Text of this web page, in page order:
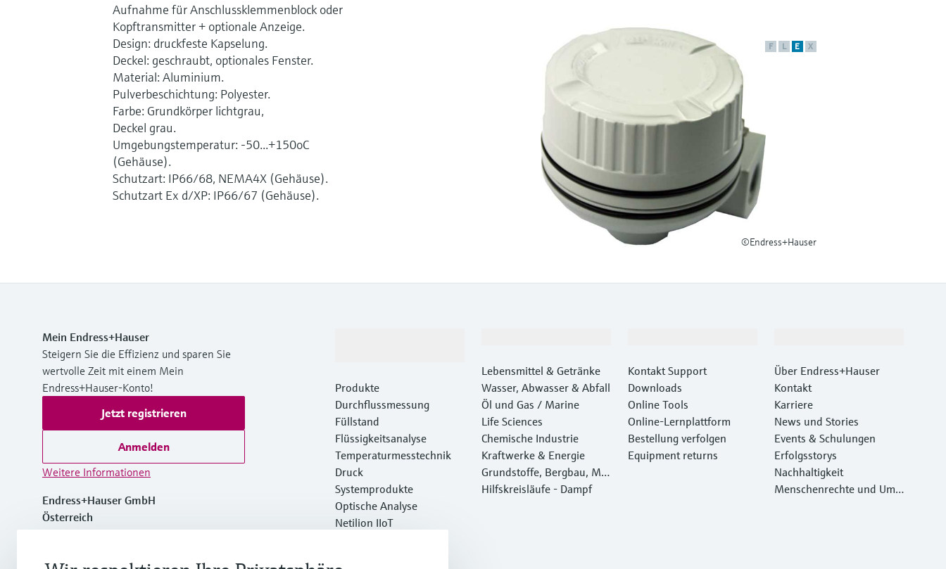
F L E X
©Endress+Hauser
Aufnahme für Anschlussklemmenblock oder
Kopftransmitter + optionale Anzeige.
Design: druckfeste Kapselung.
Deckel: geschraubt, optionales Fenster.
Material: Aluminium.
Pulverbeschichtung: Polyester.
Farbe: Grundkörper lichtgrau,
Deckel grau.
Umgebungstemperatur: -50...+150oC
(Gehäuse).
Schutzart: IP66/68, NEMA4X (Gehäuse).
Schutzart Ex d/XP: IP66/67 (Gehäuse).
Mein Endress+Hauser
Steigern Sie die Effizienz und sparen Sie
wertvolle Zeit mit einem Mein
Endress+Hauser-Konto!
Jetzt registrieren
Anmelden
Weitere Informationen
Endress+Hauser GmbH
Österreich
Produkte
Durchflussmessung
Füllstand
Flüssigkeitsanalyse
Temperaturmesstechnik
Druck
Systemprodukte
Optische Analyse
Netilion IIoT
Lebensmittel & Getränke
Wasser, Abwasser & Abfall
Öl und Gas / Marine
Life Sciences
Chemische Industrie
Kraftwerke & Energie
Grundstoffe, Bergbau, Met
alle
Hilfskreisläufe - Dampf
Kontakt Support
Downloads
Online Tools
Online-Lernplattform
Bestellung verfolgen
Equipment returns
Über Endress+Hauser
Kontakt
Karriere
News und Stories
Events & Schulungen
Erfolgsstorys
Nachhaltigkeit
Menschenrechte und Umw